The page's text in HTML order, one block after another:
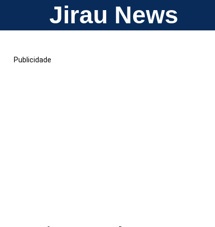
Jirau News
Publicidade